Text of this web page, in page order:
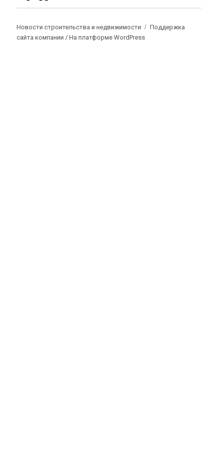
Новости строительства и недвижимости
Поддержка
сайта компании /На платформе WordPress